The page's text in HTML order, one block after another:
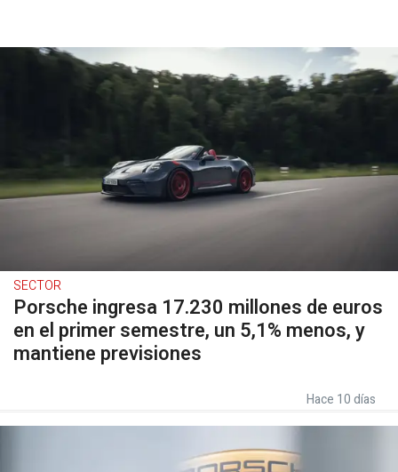
SECTOR
Porsche ingresa 17.230 millones de euros
en el primer semestre, un 5,1% menos, y
mantiene previsiones
Hace 10 días